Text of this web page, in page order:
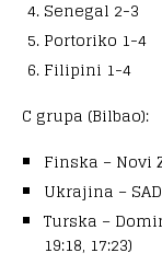
Senegal 2-3
Portoriko 1-4
Filipini 1-4
C grupa (Bilbao):
Finska – Novi
Ukrajina – SAD
Turska –
19:18, 17:23)